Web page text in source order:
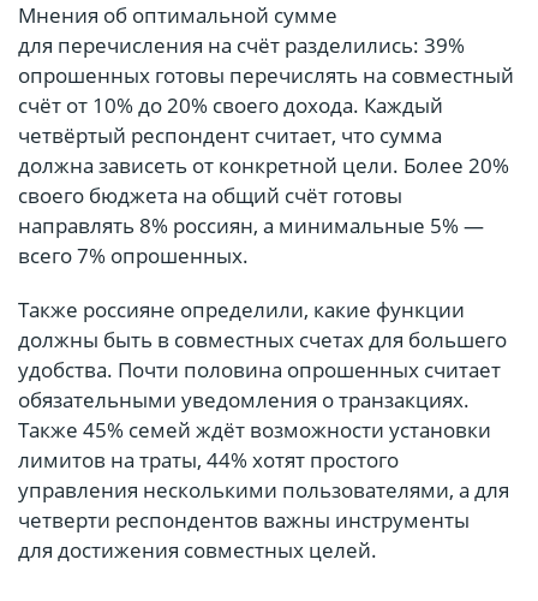
Мнения об оптимальной сумме
для перечисления на счёт разделились: 39%
опрошенных готовы перечислять на совместный
счёт от 10% до 20% своего дохода. Каждый
четвёртый респондент считает, что сумма
должна зависеть от конкретной цели. Более 20%
своего бюджета на общий счёт готовы
направлять 8% россиян, а минимальные 5% —
всего 7% опрошенных.
Также россияне определили, какие функции
должны быть в совместных счетах для большего
удобства. Почти половина опрошенных считает
обязательными уведомления о транзакциях.
Также 45% семей ждёт возможности установки
лимитов на траты, 44% хотят простого
управления несколькими пользователями, а для
четверти респондентов важны инструменты
для достижения совместных целей.